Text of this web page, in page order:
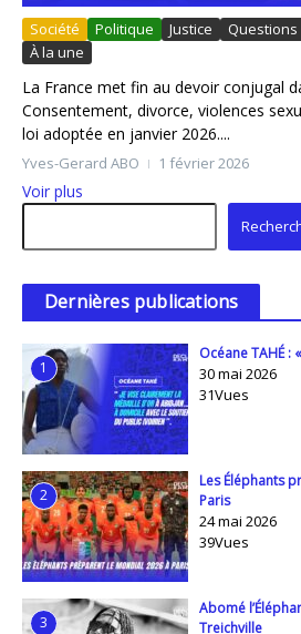
Société Politique Justice
À la une
La France met fin au devoir conjugal
Consentement, divorce, violences
loi adoptée en janvier 2026....
Yves-Gerard ABO 1 février 2026
Voir plus
Rechercher
Dernières publications
1
Océane TAHÉ :
30 mai 2026
31Vues
2
Les Éléphants
Paris
24 mai 2026
39Vues
3
Abomé
Treichville